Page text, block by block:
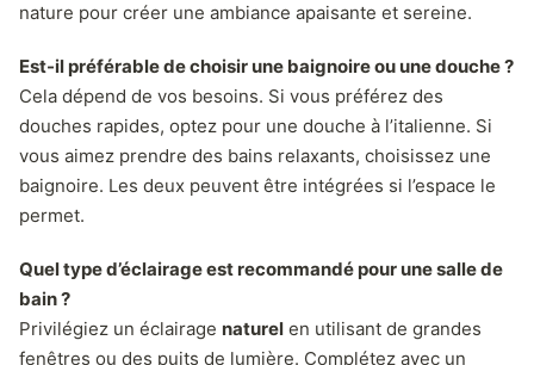
nature pour créer une ambiance apaisante et sereine.
Est-il préférable de choisir une baignoire ou une douche ?
Cela dépend de vos besoins. Si vous préférez des
douches rapides, optez pour une douche à l’italienne. Si
vous aimez prendre des bains relaxants, choisissez une
baignoire. Les deux peuvent être intégrées si l’espace le
permet.
Quel type d’éclairage est recommandé pour une salle de
bain ?
Privilégiez un éclairage naturel en utilisant de grandes
fenêtres ou des puits de lumière. Complétez avec un